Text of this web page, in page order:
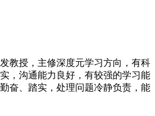
教授，主修深度元学习方向，有科
，沟通能⼒良好，有较强的学习能
奋、踏实，处理问题冷静负责，能